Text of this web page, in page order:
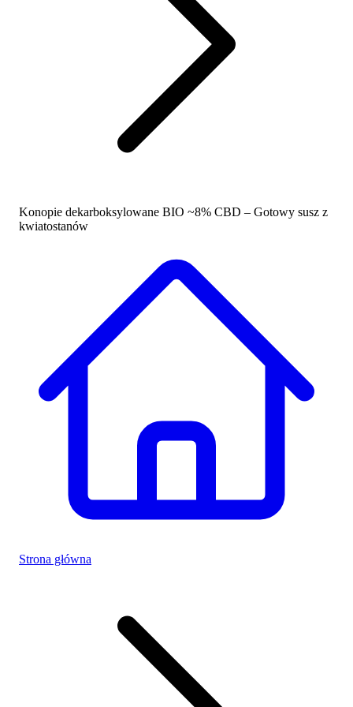
Konopie dekarboksylowane BIO ~8% CBD – Gotowy susz z
kwiatostanów
Strona główna